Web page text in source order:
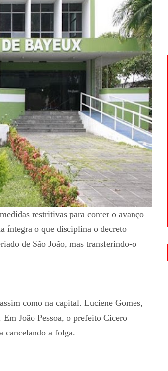
restritivas para conter o avanço
íntegra o que disciplina o decreto
de São João, mas transferindo-o
como na capital. Luciene Gomes,
João Pessoa, o prefeito Cicero
cancelando a folga.